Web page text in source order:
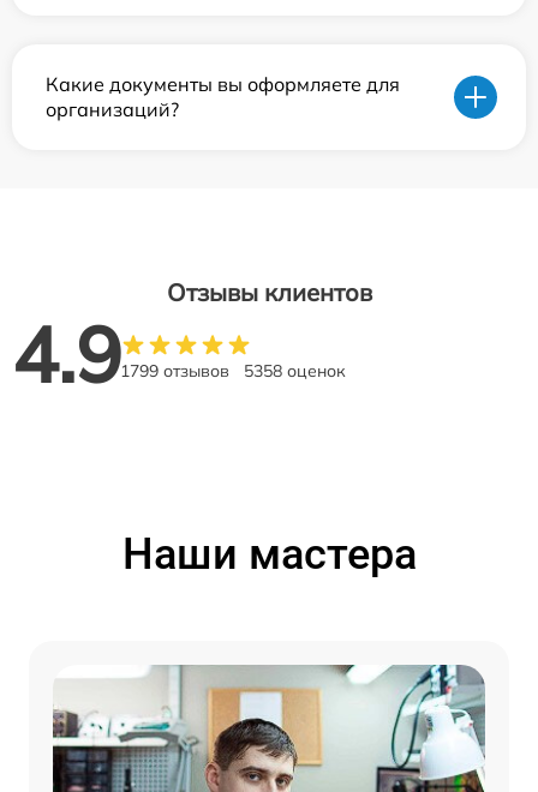
Какие документы вы оформляете для
организаций?
Отзывы клиентов
4.91799 отзывов 5358 оценок
Наши мастера